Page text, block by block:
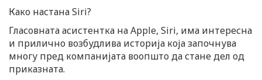
Како настана Siri?
Гласовната асистентка на Apple, Siri, има интересна
и прилично возбудлива историја која започнува
многу пред компанијата воопшто да стане дел од
приказната.